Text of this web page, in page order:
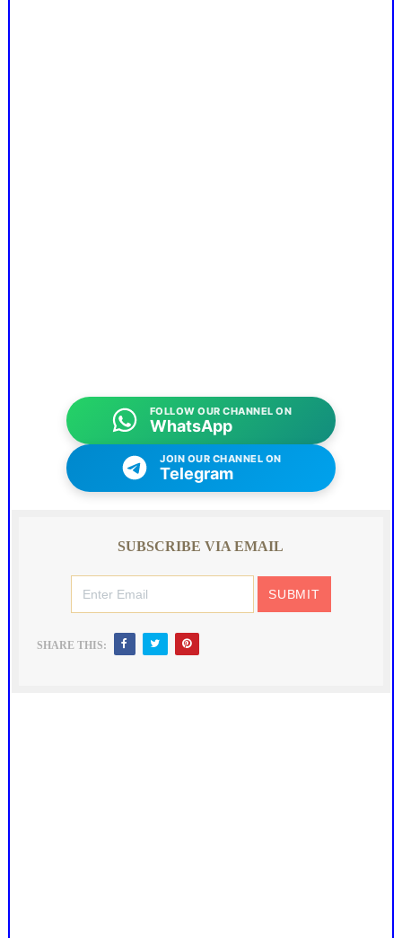
FOLLOW OUR CHANNEL ON
WhatsApp
JOIN OUR CHANNEL ON
Telegram
SUBSCRIBE VIA EMAIL
SHARE THIS: